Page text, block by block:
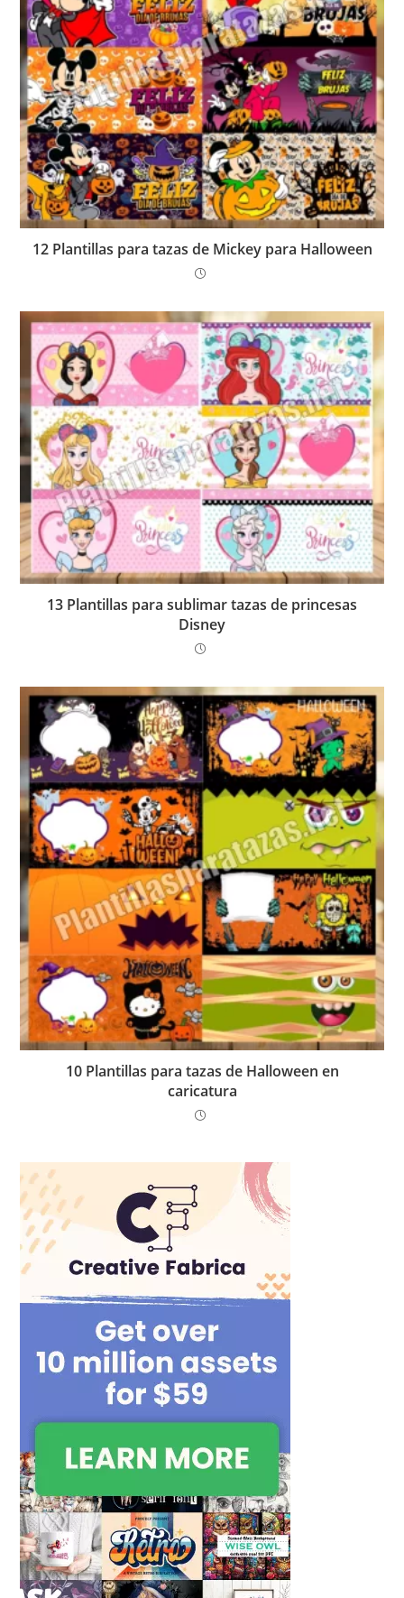
12 Plantillas para tazas de Mickey para Halloween
13 Plantillas para sublimar tazas de princesas
Disney
10 Plantillas para tazas de Halloween en
caricatura